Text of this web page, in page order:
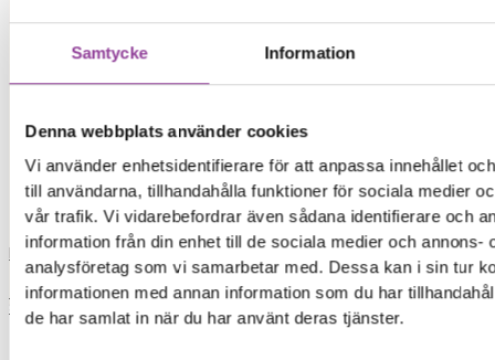
Samtycke Information
Denna webbplats använder cookies
Vi använder enhetsidentifierare för att anpassa innehållet
till användarna, tillhandahålla funktioner för sociala medier
vår trafik. Vi vidarebefordrar även sådana identifierare och
information från din enhet till de sociala medier och annons-
analysföretag som vi samarbetar med. Dessa kan i sin tur
informationen med annan information som du har
de har samlat in när du har använt deras tjänster.
xiaomi
iphon
iphone 13
skrivare
Load More
0,00kr0Varukorg
Start